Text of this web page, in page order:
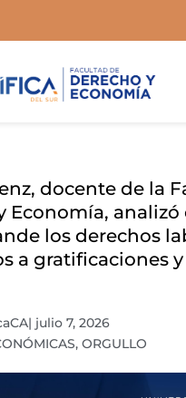
docente de la
Economía, analizó
los derechos
a gratificaciones
| julio 7, 2026
, ORGULLO